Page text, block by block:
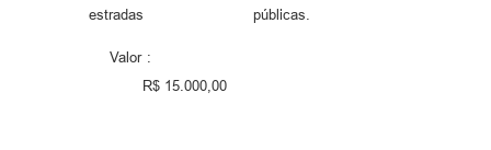
estradas públicas.
Valor :
R$ 15.000,00